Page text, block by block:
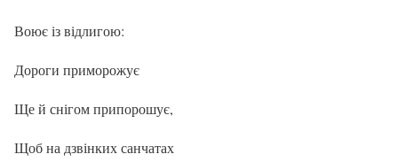
Воює із відлигою:
Дороги приморожує
Ще й снігом припорошує,
Щоб на дзвінких санчатах